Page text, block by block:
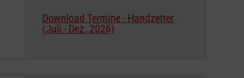
Download Termine - Handzetter
(Juli - Dez. 2026)